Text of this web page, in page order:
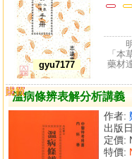
gyu7177
「本
藥材
溫病條辨表解分析講義
作者:
出版
定價:
特價:
購買
比較